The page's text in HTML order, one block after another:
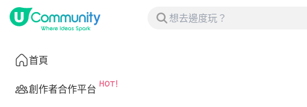
首頁
創作者合作平台